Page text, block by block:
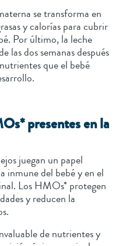
se transforma en
y calorías para cubrir
Por último, la leche
las dos semanas después
que el bebé
presentes en la
juegan un papel
inmune del bebé y en el
Los HMOs* protegen
y reducen la
de nutrientes y